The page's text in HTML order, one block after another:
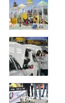
Mujer quedó